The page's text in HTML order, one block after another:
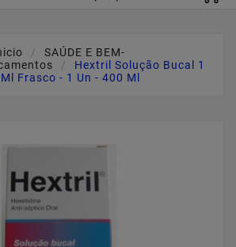
SAÚDE E BEM-
Hextril Solução Bucal 1
Frasco - 1 Un - 400 Ml